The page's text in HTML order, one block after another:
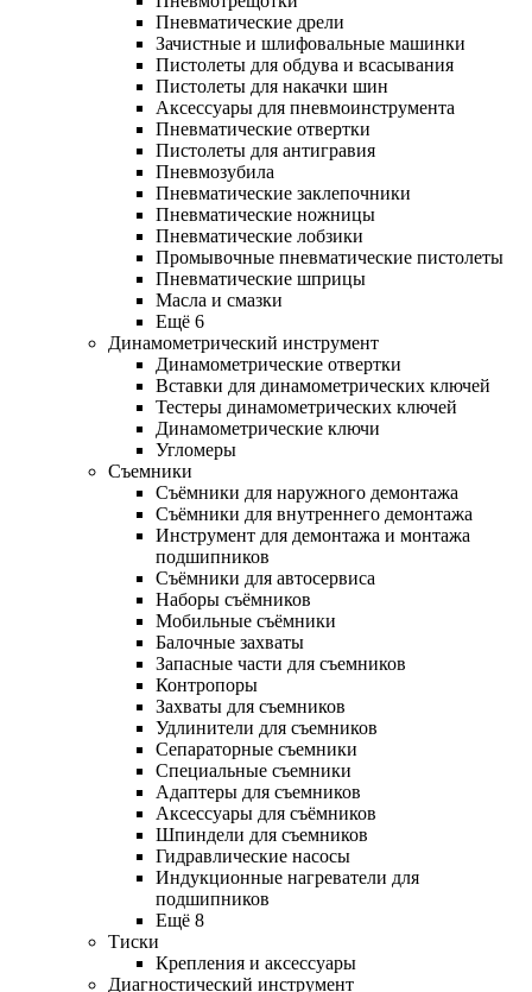
Пневматические дрели
Зачистные и шлифовальные машинки
Пистолеты для обдува и всасывания
Пистолеты для накачки шин
Аксессуары для пневмоинструмента
Пневматические отвертки
Пистолеты для антигравия
Пневмозубила
Пневматические заклепочники
Пневматические ножницы
Пневматические лобзики
Промывочные пневматические пистолеты
Пневматические шприцы
Масла и смазки
Ещё 6
Динамометрический инструмент
Динамометрические отвертки
Вставки для динамометрических ключей
Тестеры динамометрических ключей
Динамометрические ключи
Угломеры
Съемники
Съёмники для наружного демонтажа
Съёмники для внутреннего демонтажа
Инструмент для демонтажа и монтажа
подшипников
Съёмники для автосервиса
Наборы съёмников
Мобильные съёмники
Балочные захваты
Запасные части для съемников
Контропоры
Захваты для съемников
Удлинители для съемников
Сепараторные съемники
Специальные съемники
Адаптеры для съемников
Аксессуары для съёмников
Шпиндели для съемников
Гидравлические насосы
Индукционные нагреватели для
подшипников
Ещё 8
Тиски
Крепления и аксессуары
Диагностический инструмент